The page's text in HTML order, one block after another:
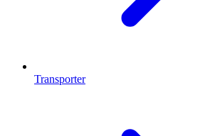
Transporter